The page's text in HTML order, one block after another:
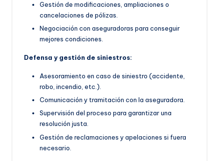
Gestión de modificaciones, ampliaciones o
cancelaciones de pólizas.
Negociación con aseguradoras para conseguir
mejores condiciones.
Defensa y gestión de siniestros:
Asesoramiento en caso de siniestro (accidente,
robo, incendio, etc.).
Comunicación y tramitación con la aseguradora.
Supervisión del proceso para garantizar una
resolución justa.
Gestión de reclamaciones y apelaciones si fuera
necesario.